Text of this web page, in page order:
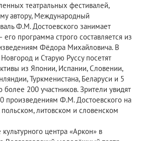
театральных фестивалей,
автору, Международный
Ф.М. Достоевского занимает
программа строго составляется из
Фёдора Михайловича. В
и Старую Руссу посетят
из Японии, Испании, Словении,
Туркменистана, Беларуси и 5
более 200 участников. Зрители увидят
произведениям Ф.М. Достоевского на
литовском и словенском
центра «Аркон» в